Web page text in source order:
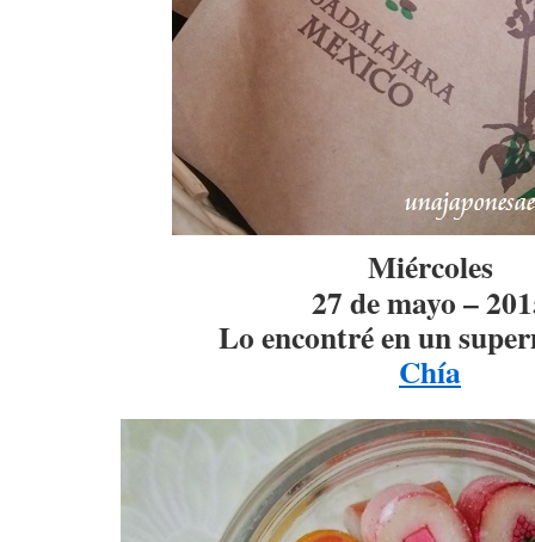
Miércoles
27 de mayo –
Lo encontré en un
Chía